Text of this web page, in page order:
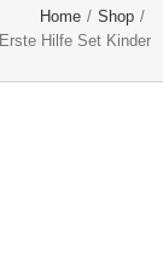
Home / Shop /
Erste Hilfe Set Kinder